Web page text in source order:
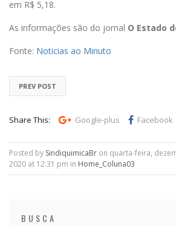
em R$ 5,18.
As informações são do jornal O Estado
Fonte: Noticias ao Minuto
PREV POST
Share This: Google-plus Facebook
Posted by SindiquimicaBr on quarta-feira,
2020 at 12:31 pm in Home_Coluna03
BUSCA